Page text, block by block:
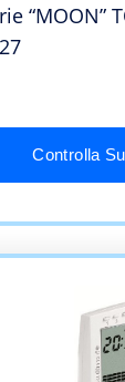
“MOON”
Controlla